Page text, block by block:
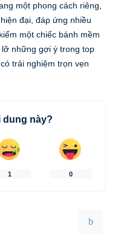
một phong cách riêng,
đại, đáp ứng nhiều
một chiếc bánh mềm
những gợi ý trong top
trải nghiệm trọn vẹn
dung này?
1 0